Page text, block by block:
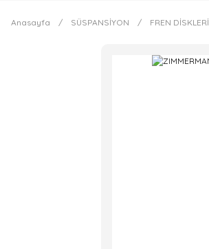
Anasayfa SÜSPANSİYON FREN DİSKLERİ